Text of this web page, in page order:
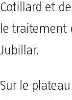
Cotillard et
le traitement
Jubillar.
Sur le